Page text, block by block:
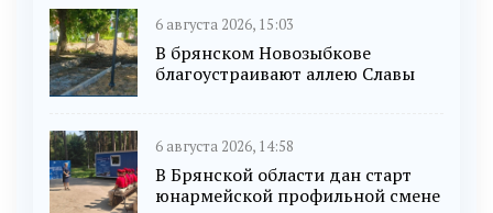
6 августа 2026, 15:03
В брянском Новозыбкове
благоустраивают аллею Славы
6 августа 2026, 14:58
В Брянской области дан старт
юнармейской профильной смене